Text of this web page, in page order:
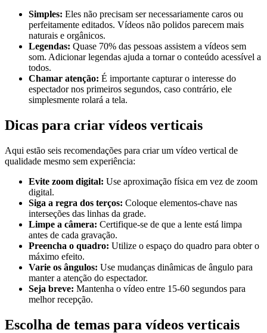
Simples: Eles não precisam ser necessariamente caros ou
perfeitamente editados. Vídeos não polidos parecem mais
naturais e orgânicos.
Legendas: Quase 70% das pessoas assistem a vídeos sem
som. Adicionar legendas ajuda a tornar o conteúdo acessível a
todos.
Chamar atenção: É importante capturar o interesse do
espectador nos primeiros segundos, caso contrário, ele
simplesmente rolará a tela.
Dicas para criar vídeos verticais
Aqui estão seis recomendações para criar um vídeo vertical de
qualidade mesmo sem experiência:
Evite zoom digital: Use aproximação física em vez de zoom
digital.
Siga a regra dos terços: Coloque elementos-chave nas
interseções das linhas da grade.
Limpe a câmera: Certifique-se de que a lente está limpa
antes de cada gravação.
Preencha o quadro: Utilize o espaço do quadro para obter o
máximo efeito.
Varie os ângulos: Use mudanças dinâmicas de ângulo para
manter a atenção do espectador.
Seja breve: Mantenha o vídeo entre 15-60 segundos para
melhor recepção.
Escolha de temas para vídeos verticais